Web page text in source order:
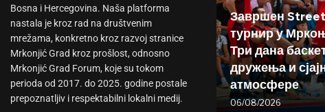
Bosna i Hercegovina. Naša platforma
nastala je kroz rad na društvenim
mrežama, konkretno kroz razvoj stranice
Mrkonjić Grad kroz prošlost, odnosno
Mrkonjić Grad Forum, koje su tokom
perioda od 2017. do 2025. godine postale
prepoznatljiv i respektabilni lokalni medij.
Завршен
турнир у
Три дана
дружења и
атмосфере
06/08/2026